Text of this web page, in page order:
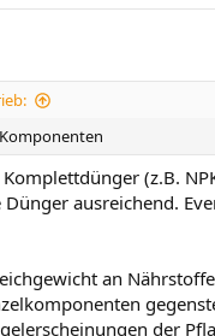
Komponenten
(z.B.
ausreichend.
an
der